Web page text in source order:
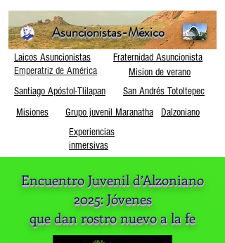
Asuncionistas-México
Laicos Asuncionistas
Fraternidad Asuncionista
Emperatriz de América
Mision de verano
Santiago Apóstol-Tlilapan
San Andrés Totoltepec
Misiones
Grupo juvenil Maranatha
Dalzoniano
Experiencias
inmersivas
Encuentro Juvenil d’Alzoniano
2025: Jóvenes
que dan rostro nuevo a la fe